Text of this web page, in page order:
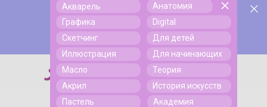
Поиск
Поиск
Акварель
Графика
Скетчинг
Иллюстрация
Масло
Акрил
Пастель
Анатомия
Digital
Для детей
Для начинающих
Теория
История искусств
Академия